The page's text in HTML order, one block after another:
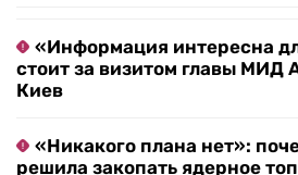
«Информация интересна
стоит за визитом главы МИД
Киев
«Никакого плана нет»:
решила закопать ядерное